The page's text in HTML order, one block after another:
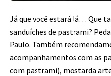
Já que você estará lá… Que
sanduíches de pastrami?
Paulo. Também
acompanhamentos com as
com pastrami), mostarda